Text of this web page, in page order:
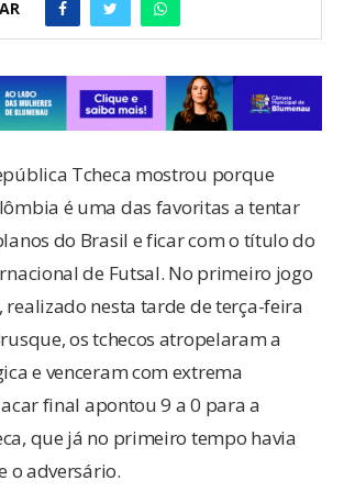
Tcheca mostrou porque
é uma das favoritas a tentar
do Brasil e ficar com o título do
de Futsal. No primeiro jogo
realizado nesta tarde de terça-feira
os tchecos atropelaram a
e venceram com extrema
final apontou 9 a 0 para a
que já no primeiro tempo havia
o adversário.